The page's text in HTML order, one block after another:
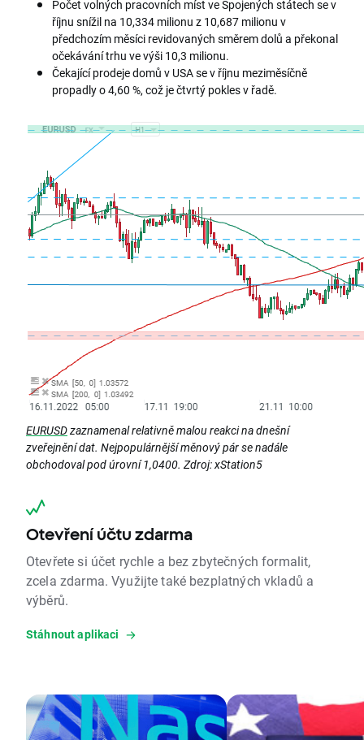
Počet volných pracovních míst ve Spojených státech se v
říjnu snížil na 10,334 milionu z 10,687 milionu v
předchozím měsíci revidovaných směrem dolů a překonal
očekávání trhu ve výši 10,3 milionu.
Čekající prodeje domů v USA se v říjnu meziměsíčně
propadly o 4,60 %, což je čtvrtý pokles v řadě.
EURUSDzaznamenal relativně malou reakci na dnešní
zveřejnění dat. Nejpopulárnější měnový pár se nadále
obchodoval pod úrovní 1,0400. Zdroj: xStation5
Otevření účtu zdarma
Otevřete si účet rychle a bez zbytečných formalit,
zcela zdarma. Využijte také bezplatných vkladů a
výběrů.
Stáhnout aplikaci